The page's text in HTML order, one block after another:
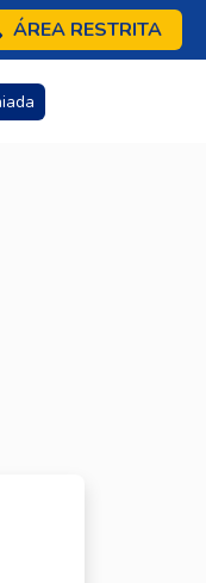
ÁREA RESTRITA